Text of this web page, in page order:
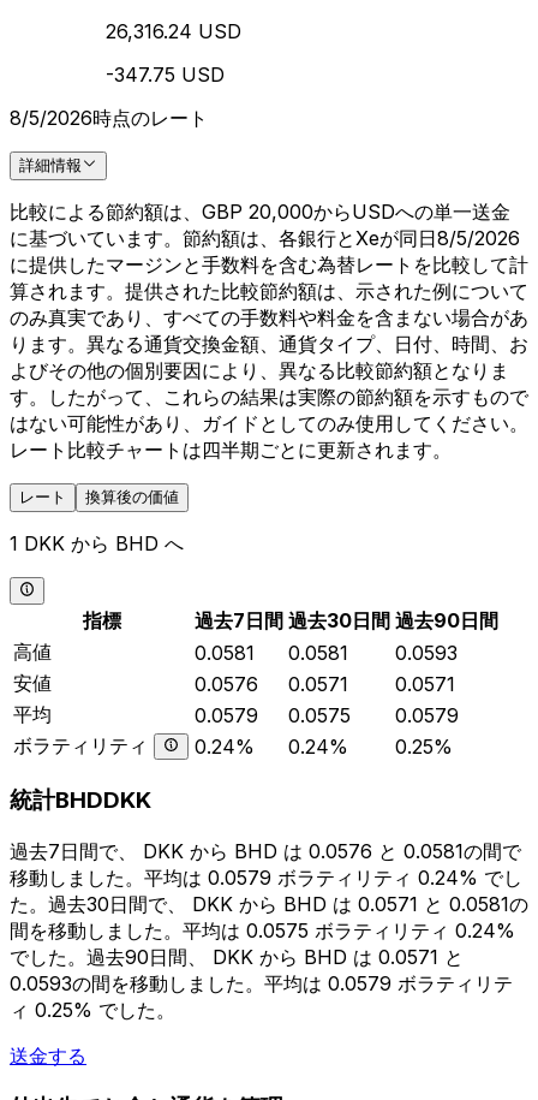
26,316.24 USD
-347.75 USD
8/5/2026時点のレート
詳細情報
比較による節約額は、GBP 20,000からUSDへの単一送金
に基づいています。節約額は、各銀行とXeが同日8/5/2026
に提供したマージンと手数料を含む為替レートを比較して計
算されます。提供された比較節約額は、示された例について
のみ真実であり、すべての手数料や料金を含まない場合があ
ります。異なる通貨交換金額、通貨タイプ、日付、時間、お
よびその他の個別要因により、異なる比較節約額となりま
す。したがって、これらの結果は実際の節約額を示すもので
はない可能性があり、ガイドとしてのみ使用してください。
レート比較チャートは四半期ごとに更新されます。
レート 換算後の価値
1 DKK から BHD へ
指標 過去7日間 過去30日間 過去90日間
高値
0.0581 0.0581
0.0593
安値
0.0576 0.0571
0.0571
平均
0.0579 0.0575
0.0579
ボラティリティ
0.24% 0.24% 0.25%
統計BHDDKK
過去7日間で、 DKK から BHD は 0.0576 と 0.0581の間で
移動しました。平均は 0.0579 ボラティリティ 0.24% でし
た。過去30日間で、 DKK から BHD は 0.0571 と 0.0581の
間を移動しました。平均は 0.0575 ボラティリティ 0.24%
でした。過去90日間、 DKK から BHD は 0.0571 と
0.0593の間を移動しました。平均は 0.0579 ボラティリテ
ィ 0.25% でした。
送金する